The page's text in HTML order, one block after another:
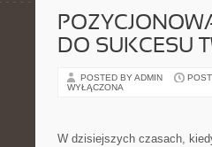
DO SUKCESU
POSTED BY ADMIN
WYŁĄCZONA
W dzisiejszych czasach,